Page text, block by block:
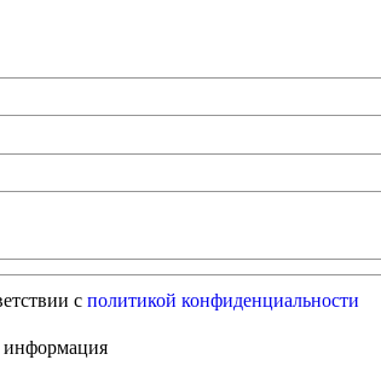
с политикой конфиденциальности
информация